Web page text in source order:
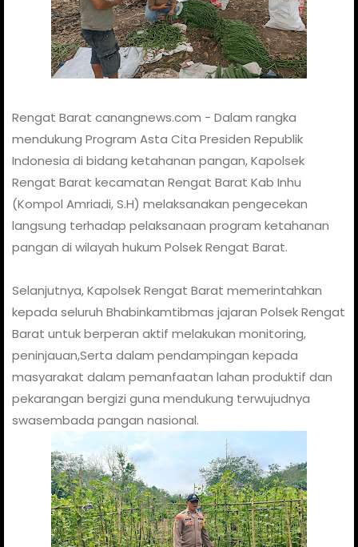
Rengat Barat canangnews.com - Dalam rangka
mendukung Program Asta Cita Presiden Republik
Indonesia di bidang ketahanan pangan, Kapolsek
Rengat Barat kecamatan Rengat Barat Kab Inhu
(Kompol Amriadi, S.H) melaksanakan pengecekan
langsung terhadap pelaksanaan program ketahanan
pangan di wilayah hukum Polsek Rengat Barat.
Selanjutnya, Kapolsek Rengat Barat memerintahkan
kepada seluruh Bhabinkamtibmas jajaran Polsek Rengat
Barat untuk berperan aktif melakukan monitoring,
peninjauan,Serta dalam pendampingan kepada
masyarakat dalam pemanfaatan lahan produktif dan
pekarangan bergizi guna mendukung terwujudnya
swasembada pangan nasional.